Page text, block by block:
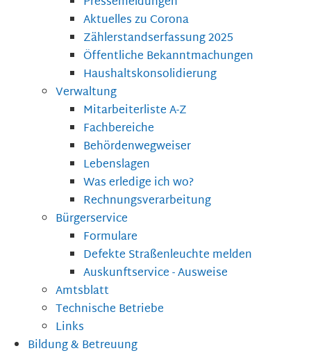
Aktuelles zu Corona
Zählerstandserfassung 2025
Öffentliche Bekanntmachungen
Haushaltskonsolidierung
Verwaltung
Mitarbeiterliste A-Z
Fachbereiche
Behördenwegweiser
Lebenslagen
Was erledige ich wo?
Rechnungsverarbeitung
Bürgerservice
Formulare
Defekte Straßenleuchte melden
Auskunftservice - Ausweise
Amtsblatt
Technische Betriebe
Links
Bildung & Betreuung